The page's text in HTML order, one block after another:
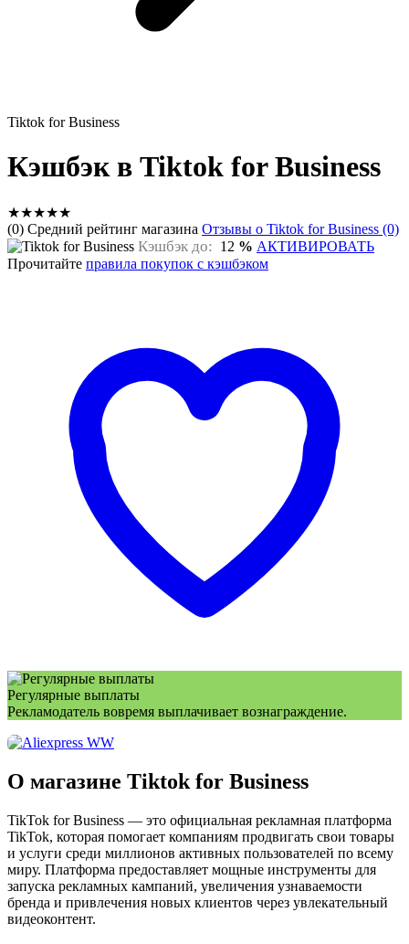
Tiktok for Business
Кэшбэк в Tiktok for Business
★★★★★
(0) Средний рейтинг магазина Отзывы о Tiktok for Business (0)
Кэшбэк до: 12 % АКТИВИРОВАТЬ
Прочитайте правила покупок с кэшбэком
Регулярные выплаты
Рекламодатель вовремя выплачивает вознаграждение.
О магазине Tiktok for Business
TikTok for Business — это официальная рекламная платформа
TikTok, которая помогает компаниям продвигать свои товары
и услуги среди миллионов активных пользователей по всему
миру. Платформа предоставляет мощные инструменты для
запуска рекламных кампаний, увеличения узнаваемости
бренда и привлечения новых клиентов через увлекательный
видеоконтент.